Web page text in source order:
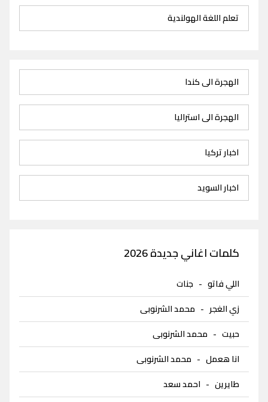
تعلم اللغة الهولندية
الهجرة الى كندا
الهجرة الى استراليا
اخبار تركيا
اخبار السويد
كلمات اغاني جديدة 2026
اللي فاتو - جنات
زي الغجر- محمد الشرنوبى
حبيت - محمد الشرنوبى
انا هعمل - محمد الشرنوبى
طايرين - احمد سعد